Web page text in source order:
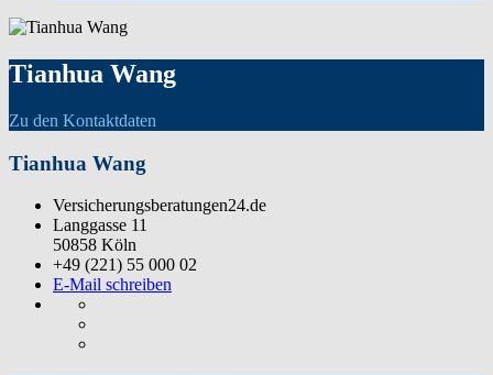
Tianhua Wang
Zu den Kontaktdaten
Tianhua Wang
Versicherungsberatungen24.de
Langgasse 11
50858 Köln
+49 (221) 55 000 02
E-Mail schreiben